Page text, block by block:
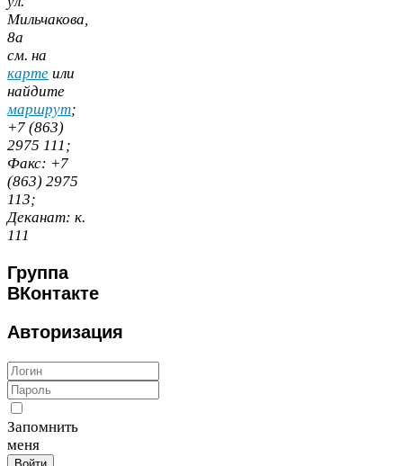
Мильчакова,
8а
cм. на
карте или
найдите
маршрут;
+7 (863)
2975 111 ;
Факс: +7
(863) 2975
113;
Деканат: к.
111
Группа
ВКонтакте
Авторизация
Запомнить
меня